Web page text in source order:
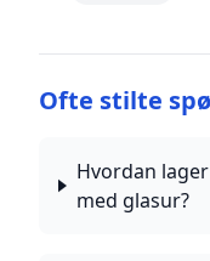
Ofte stilte
Hvordan
med glasur?